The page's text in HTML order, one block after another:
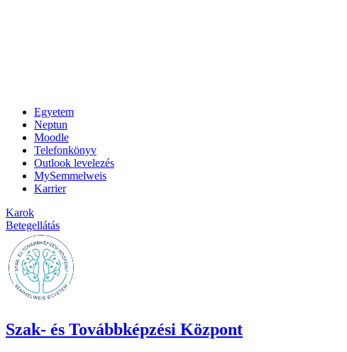
Egyetem
Neptun
Moodle
Telefonkönyv
Outlook levelezés
MySemmelweis
Karrier
Karok
Betegellátás
Szak- és Továbbképzési Központ